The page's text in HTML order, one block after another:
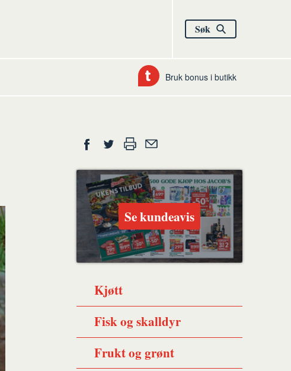
Søk
Bruk bonus i butikk
Del
på
Facebook
på
Twitter
ut en
venn
Se kundeavis
Kjøtt
Fisk og skalldyr
Frukt og grønt